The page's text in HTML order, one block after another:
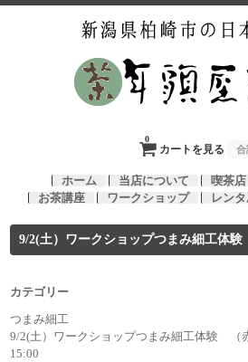
カートを見る
0
合
ホーム 当店について 喫茶店
お茶講座
ワークショップ レン
9/2(土）ワークショップつまみ細工体
カテゴリー
つまみ細工
9/2(土）ワークショップつまみ細工体験 （
15:00